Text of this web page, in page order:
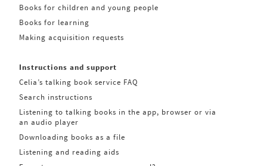
Books for children and young people
Books for learning
Making acquisition requests
Instructions and support
Celia’s talking book service FAQ
Search instructions
Listening to talking books in the app, browser or via
an audio player
Downloading books as a file
Listening and reading aids